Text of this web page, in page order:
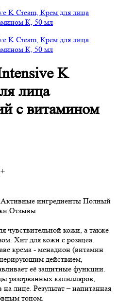
K
лица
с витамином
+
Активные ингредиенты Полный
Отзывы
чувствительной кожи, а также
Хит для кожи с розацеа.
крема - менадион (витамин
действием,
её защитные функции.
разорванных капилляров,
лице. Результат – напитанная
тоном.